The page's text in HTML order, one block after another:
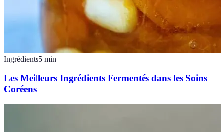
Ingrédients5 min
Les Meilleurs Ingrédients Fermentés dans les Soins
Coréens